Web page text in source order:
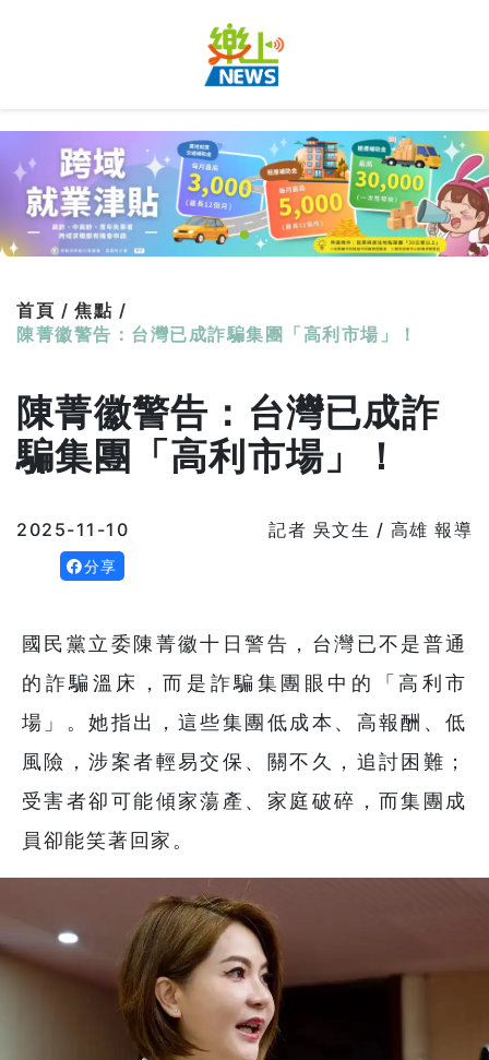
首頁 / 焦點 /
陳菁徽警告：台灣已成詐騙集團「高利市場」！
陳菁徽警告：台灣已成詐
騙集團「高利市場」！
2025-11-10 記者 吳文生 / 高雄 報導
分享
國民黨立委陳菁徽十日警告，台灣已不是普通
的詐騙溫床，而是詐騙集團眼中的「高利市
場」。她指出，這些集團低成本、高報酬、低
風險，涉案者輕易交保、關不久，追討困難；
受害者卻可能傾家蕩產、家庭破碎，而集團成
員卻能笑著回家。